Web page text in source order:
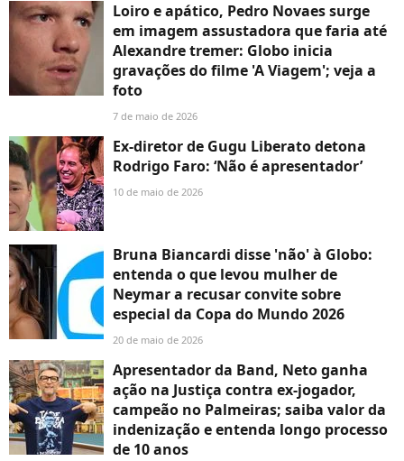
Loiro e apático, Pedro Novaes surge
em imagem assustadora que faria até
Alexandre tremer: Globo inicia
gravações do filme 'A Viagem'; veja a
foto
7 de maio de 2026
Ex-diretor de Gugu Liberato detona
Rodrigo Faro: ‘Não é apresentador’
10 de maio de 2026
Bruna Biancardi disse 'não' à Globo:
entenda o que levou mulher de
Neymar a recusar convite sobre
especial da Copa do Mundo 2026
20 de maio de 2026
Apresentador da Band, Neto ganha
ação na Justiça contra ex-jogador,
campeão no Palmeiras; saiba valor da
indenização e entenda longo processo
de 10 anos